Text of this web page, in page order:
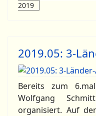
2019
2019.05: 3-
Bereits zum
Wolfgang
organisiert. Auf